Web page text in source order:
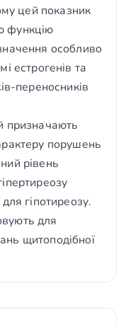
цей показник
функцію
особливо
естрогенів та
переносників
призначають
порушень
рівень
гіпотиреозу.
для
щитоподібної